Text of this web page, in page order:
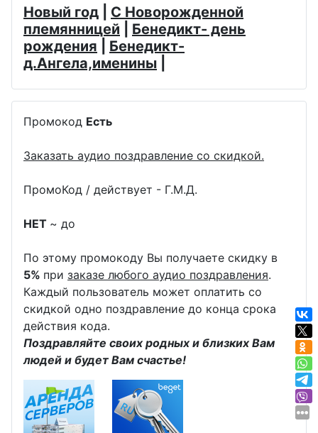
Новый год
С Новорожденной
племянницей
Бенедикт- день
рождения
Бенедикт-
д.Ангела,именины
Промокод Есть
Заказать аудио поздравление со скидкой.
ПромоКод / действует - Г.М.Д.
НЕТ ~ до
По этому промокоду Вы получаете скидку в
5% при заказе любого аудио поздравления.
Каждый пользователь может оплатить со
скидкой одно поздравление до конца срока
действия кода.
Поздравляйте своих родных и близких Вам
людей и будет Вам счастье!